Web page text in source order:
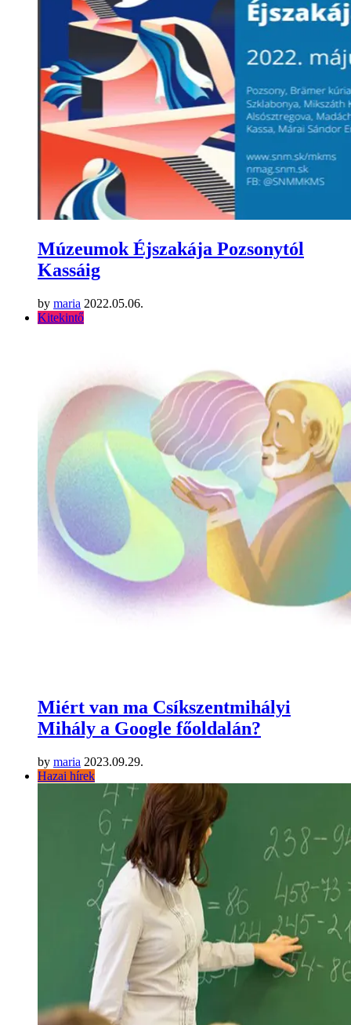
Múzeumok Éjszakája Pozsonytól
Kassáig
by maria 2022.05.06.
Kitekintő
Miért van ma Csíkszentmihályi
Mihály a Google főoldalán?
by maria 2023.09.29.
Hazai hírek